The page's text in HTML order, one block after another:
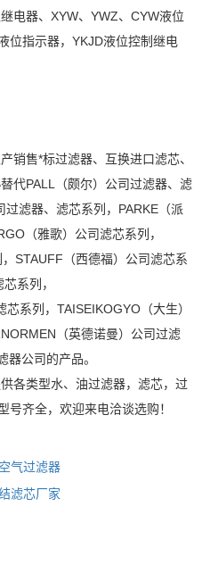
电器、XYW、YWZ、CYW液位
位指示器，YKJD液位控制继电
销售*标过滤器、互换进口滤芯、
代PALL（颇尔）公司过滤器、滤
滤器、滤芯系列，PARKE（派
（雅歌）公司滤芯系列，
STAUFF（西德福）公司滤芯系
系列，
系列，TAISEIKOGYO（大生）
（英德诺曼）公司过滤
公司的产品。
各类型水、油过滤器，滤芯，过
号齐全，欢迎来电洽谈选购！
气过滤器
滤芯厂家